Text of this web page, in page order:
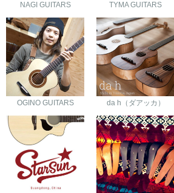
NAGI GUITARS TYMA GUITARS
OGINO GUITARS da h（ダアッカ）